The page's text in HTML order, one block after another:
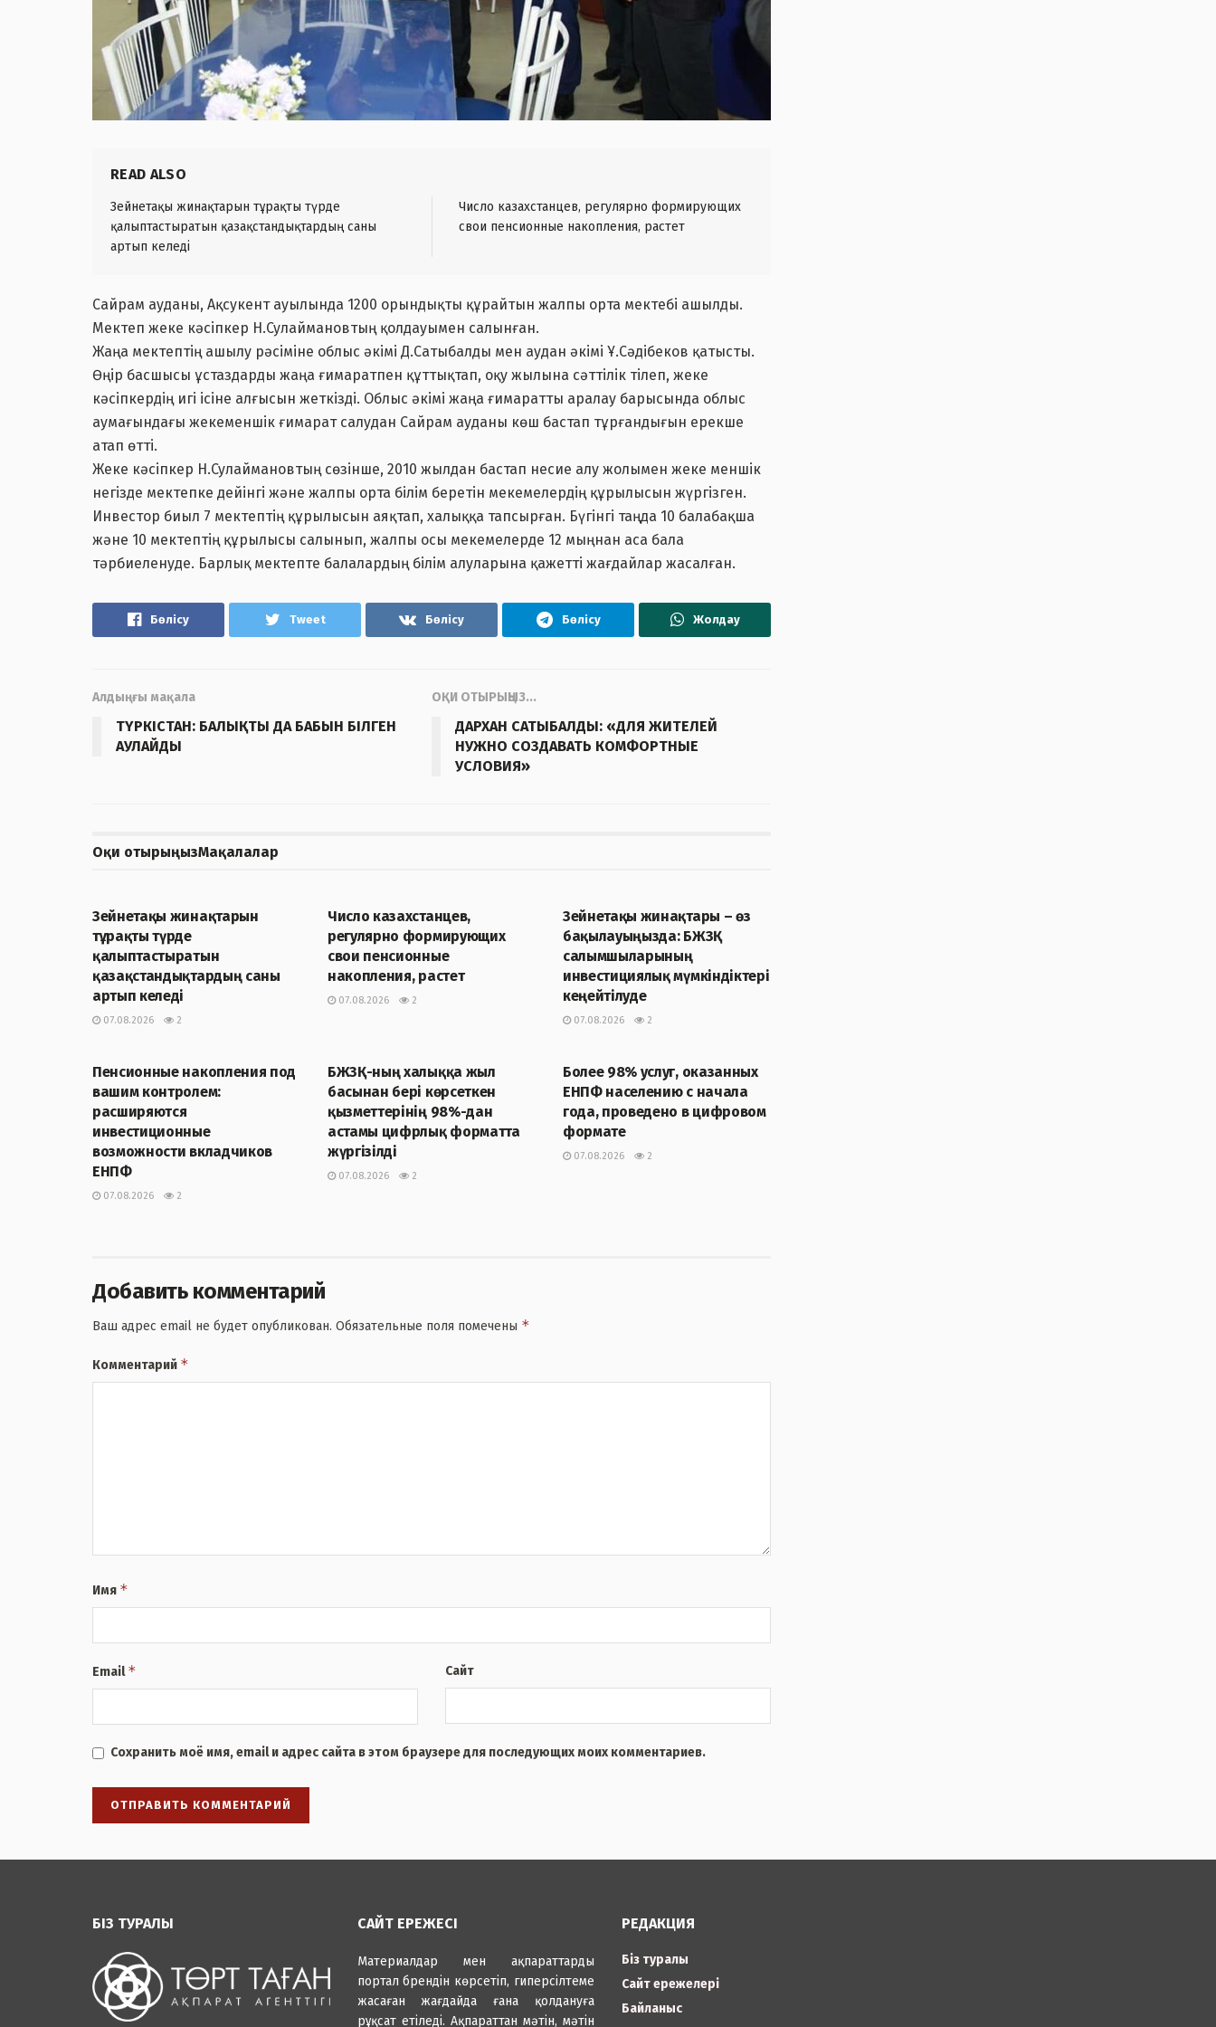
READ ALSO
Зейнетақы жинақтарын тұрақты түрде
қалыптастыратын қазақстандықтардың саны
артып келеді
Число казахстанцев, регулярно формирующих
свои пенсионные накопления, растет
Сайрам ауданы, Ақсукент ауылында 1200 орындықты құрайтын жалпы орта мектебі ашылды.
Мектеп жеке кәсіпкер Н.Сулаймановтың қолдауымен салынған.
Жаңа мектептің ашылу рәсіміне облыс әкімі Д.Сатыбалды мен аудан әкімі Ұ.Сәдібеков қатысты.
Өңір басшысы ұстаздарды жаңа ғимаратпен құттықтап, оқу жылына сәттілік тілеп, жеке
кәсіпкердің игі ісіне алғысын жеткізді. Облыс әкімі жаңа ғимаратты аралау барысында облыс
аумағындағы жекеменшік ғимарат салудан Сайрам ауданы көш бастап тұрғандығын ерекше
атап өтті.
Жеке кәсіпкер Н.Сулаймановтың сөзінше, 2010 жылдан бастап несие алу жолымен жеке меншік
негізде мектепке дейінгі және жалпы орта білім беретін мекемелердің құрылысын жүргізген.
Инвестор биыл 7 мектептің құрылысын аяқтап, халыққа тапсырған. Бүгінгі таңда 10 балабақша
және 10 мектептің құрылысы салынып, жалпы осы мекемелерде 12 мыңнан аса бала
тәрбиеленуде. Барлық мектепте балалардың білім алуларына қажетті жағдайлар жасалған.
Бөлісу Tweet Бөлісу Бөлісу Жолдау
Алдыңғы мақала
ТҮРКІСТАН: БАЛЫҚТЫ ДА БАБЫН БІЛГЕН
АУЛАЙДЫ
ОҚИ ОТЫРЫҢЫЗ...
ДАРХАН САТЫБАЛДЫ: «ДЛЯ ЖИТЕЛЕЙ
НУЖНО СОЗДАВАТЬ КОМФОРТНЫЕ
УСЛОВИЯ»
Оқи отырыңызМақалалар
Зейнетақы жинақтарын
тұрақты түрде
қалыптастыратын
қазақстандықтардың саны
артып келеді
07.08.2026 2
Число казахстанцев,
регулярно формирующих
свои пенсионные
накопления, растет
07.08.2026 2
Зейнетақы жинақтары – өз
бақылауыңызда: БЖЗҚ
салымшыларының
инвестициялық мүмкіндіктері
кеңейтілуде
07.08.2026 2
Пенсионные накопления под
вашим контролем:
расширяются
инвестиционные
возможности вкладчиков
ЕНПФ
07.08.2026 2
БЖЗҚ-ның халыққа жыл
басынан бері көрсеткен
қызметтерінің 98%-дан
астамы цифрлық форматта
жүргізілді
07.08.2026 2
Более 98% услуг, оказанных
ЕНПФ населению с начала
года, проведено в цифровом
формате
07.08.2026 2
Добавить комментарий
Ваш адрес email не будет опубликован. Обязательные поля помечены *
Комментарий *
Имя *
Email* Сайт
Сохранить моё имя, email и адрес сайта в этом браузере для последующих моих комментариев.
БІЗ ТУРАЛЫ САЙТ ЕРЕЖЕСІ
Материалдар мен ақпараттарды
портал брендін көрсетіп, гиперсілтеме
жасаған жағдайда ғана қолдануға
рұқсат етіледі. Ақпараттан мәтін, мәтін
РЕДАКЦИЯ
Біз туралы
Сайт ережелері
Байланыс